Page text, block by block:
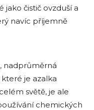
jako čistič ovzduší a
navíc příjemně
nadprůměrná
je azalka
světě, je ale
chemických